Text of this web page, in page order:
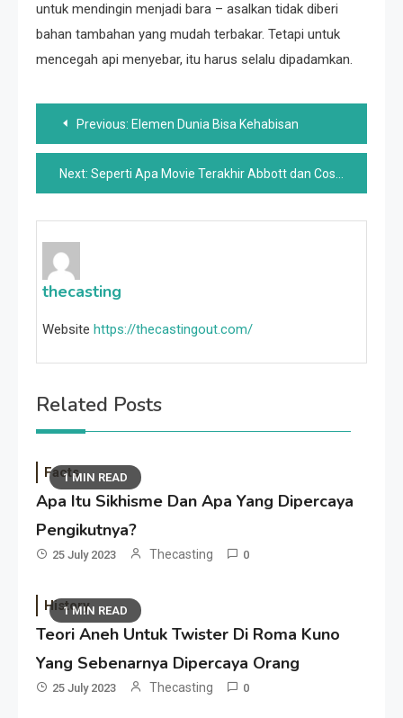
untuk mendingin menjadi bara – asalkan tidak diberi
bahan tambahan yang mudah terbakar. Tetapi untuk
mencegah api menyebar, itu harus selalu dipadamkan.
Post
navigation
Previous: Elemen Dunia Bisa Kehabisan
Next: Seperti Apa Movie Terakhir Abbott dan Costello Sebelum Mereka Meninggal
thecasting
Website https://thecastingout.com/
Related Posts
1 MIN READ
Facts
Apa Itu Sikhisme Dan Apa Yang Dipercaya
Pengikutnya?
25 July 2023 Thecasting 0
1 MIN READ
History
Teori Aneh Untuk Twister Di Roma Kuno
Yang Sebenarnya Dipercaya Orang
25 July 2023 Thecasting 0